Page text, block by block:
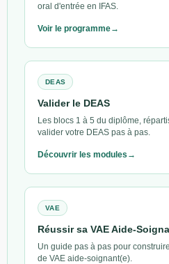
oral d'entrée en IFAS.
Voir le programme
DEAS
Valider le DEAS
Les blocs 1 à 5 du diplôme,
valider votre DEAS pas à pas.
Découvrir les modules
VAE
Réussir sa VAE Aide-
Un guide pas à pas pour
de VAE aide-soignant(e).